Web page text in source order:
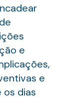
e
e
dias